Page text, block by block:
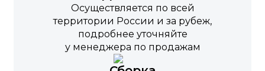
Осуществляется по всей
территории России и за рубеж,
подробнее уточняйте
у менеджера по продажам